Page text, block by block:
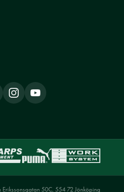
Erikssonsgatan 50C, 554 72 Jönköping